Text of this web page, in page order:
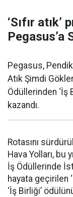
‘Sıfır
Pegasus’a
Pegasus,
Atık Şimdi
Ödüllerinden ‘İş
kazandı.
Rotasını
Hava Yolları,
İş Ödüllerinde
hayata geçirilen
‘İş Birliği’